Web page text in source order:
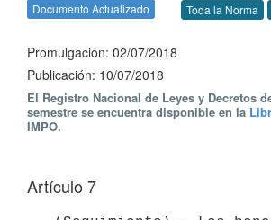
Documento Actualizado Toda la Norma
Promulgación: 02/07/2018
Publicación: 10/07/2018
El Registro Nacional de Leyes y Decretos
semestre se encuentra disponible en la
IMPO.
Artículo 7